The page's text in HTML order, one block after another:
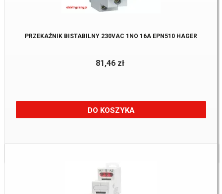
PRZEKAŹNIK BISTABILNY 230VAC 1NO 16A EPN510 HAGER
81,46 zł
DO KOSZYKA
Dostępne:12 Szt.